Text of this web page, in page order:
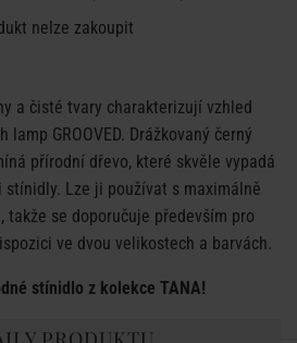
nelze zakoupit
a čisté tvary charakterizují vzhled
GROOVED. Drážkovaný černý
přírodní dřevo, které skvěle vypadá
stínidly. Lze ji používat s maximálně
takže se doporučuje především pro
ve dvou velikostech a barvách.
stínidlo z kolekce TANA!